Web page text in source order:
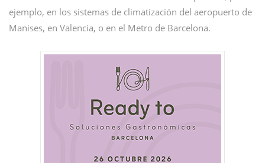
ejemplo, en los sistemas de climatización del aeropuerto de
Manises, en Valencia, o en el Metro de Barcelona.